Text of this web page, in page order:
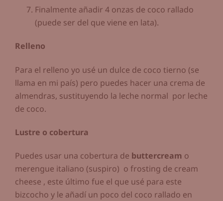
Finalmente añadir 4 onzas de coco rallado
(puede ser del que viene en lata).
Relleno
Para el relleno yo usé un dulce de coco tierno (se
llama en mi país) pero puedes hacer una crema de
almendras, sustituyendo la leche normal por leche
de coco.
Lustre o cobertura
Puedes usar una cobertura de buttercream o
merengue italiano (suspiro) o frosting de cream
cheese , este último fue el que usé para este
bizcocho y le añadí un poco del coco rallado en